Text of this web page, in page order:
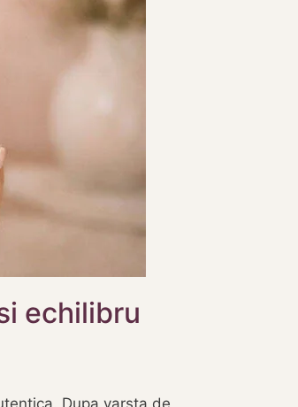
echilibru
Dupa varsta de